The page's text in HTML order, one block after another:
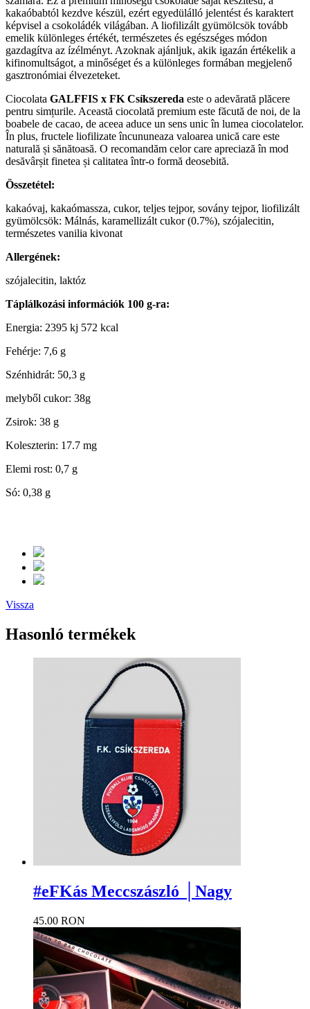
kakaóbabtól kezdve készül, ezért egyedülálló jelentést és karaktert
képvisel a csokoládék világában. A liofilizált gyümölcsök tovább
emelik különleges értékét, természetes és egészséges módon
gazdagítva az ízélményt. Azoknak ajánljuk, akik igazán értékelik a
kifinomultságot, a minőséget és a különleges formában megjelenő
gasztronómiai élvezeteket.
Ciocolata GALFFIS x FK Csíkszereda este o adevărată plăcere
pentru simțurile. Această ciocolată premium este făcută de noi, de la
boabele de cacao, de aceea aduce un sens unic în lumea ciocolatelor.
În plus, fructele liofilizate încununeaza valoarea unică care este
naturală și sănătoasă. O recomandăm celor care apreciază în mod
desăvârșit finetea și calitatea într-o formă deosebită.
Összetétel:
kakaóvaj, kakaómassza, cukor, teljes tejpor, sovány tejpor, liofilizált
gyümölcsök: Málnás, karamellizált cukor (0.7%), szójalecitin,
természetes vanilia kivonat
Allergének:
szójalecitin, laktóz
Táplálkozási információk 100 g-ra:
Energia: 2395 kj 572 kcal
Fehérje: 7,6 g
Szénhidrát: 50,3 g
melyből cukor: 38g
Zsirok: 38 g
Koleszterin: 17.7 mg
Elemi rost: 0,7 g
Só: 0,38 g
Vissza
Hasonló termékek
#eFKás Meccszászló │Nagy
45.00 RON